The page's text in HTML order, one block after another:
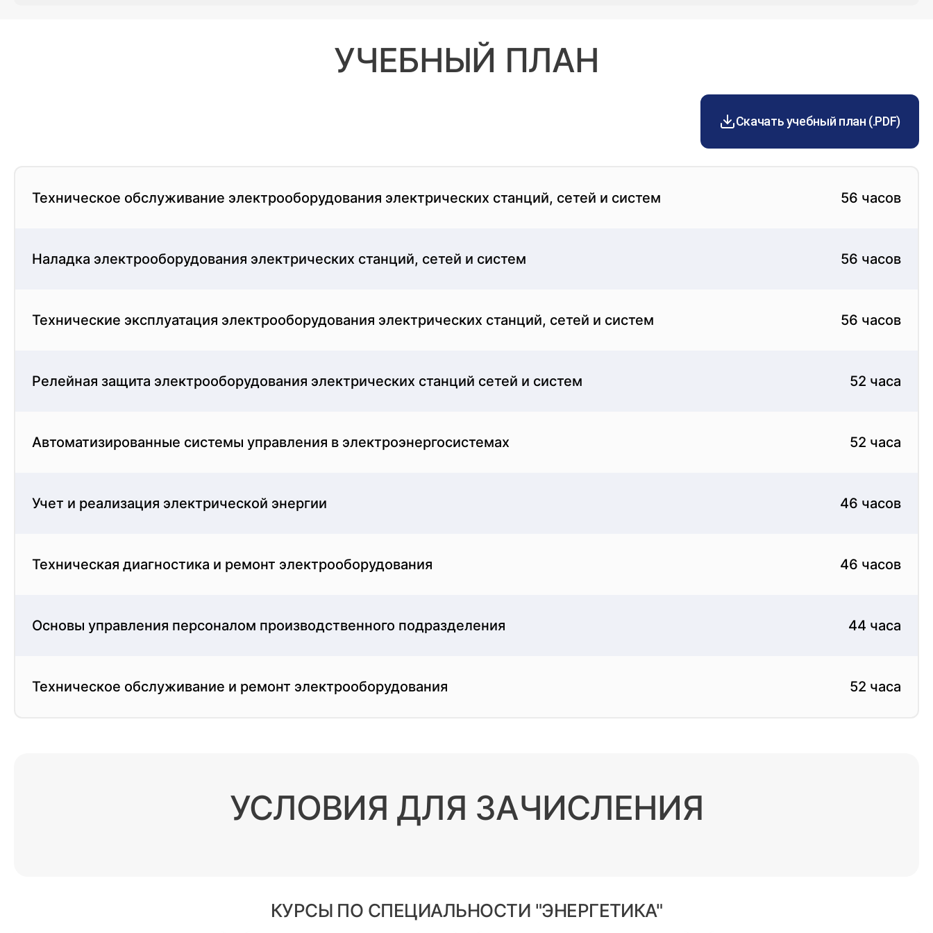
заключить договор, внести оплату и выбрать формат прохождения учебного плана. Вам предлагается обучение в дистанционном формате. Обучение с
использованием дистанционных образовательных технологий не уступает очному обучению – вы освоите полный перечень дисциплин. Дистанционное
обучение также предполагает прохождение итоговой аттестации. Получение диплома возможно только при успешной сдаче экзаменационных и зачетных
УЧЕБНЫЙ ПЛАН
Скачать учебный план (.PDF)
Техническое обслуживание электрооборудования электрических станций, сетей и систем 56 часов
Наладка электрооборудования электрических станций, сетей и систем 56 часов
Технические эксплуатация электрооборудования электрических станций, сетей и систем 56 часов
Релейная защита электрооборудования электрических станций сетей и систем 52 часа
Автоматизированные системы управления в электроэнергосистемах 52 часа
Учет и реализация электрической энергии 46 часов
Техническая диагностика и ремонт электрооборудования 46 часов
Основы управления персоналом производственного подразделения 44 часа
Техническое обслуживание и ремонт электрооборудования 52 часа
УСЛОВИЯ ДЛЯ ЗАЧИСЛЕНИЯ
КУРСЫ ПО СПЕЦИАЛЬНОСТИ "ЭНЕРГЕТИКА"